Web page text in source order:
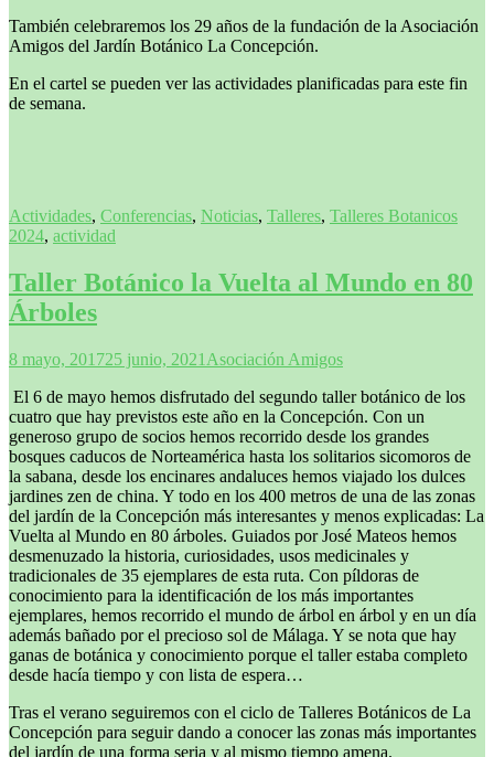
También celebraremos los 29 años de la fundación de la Asociación
Amigos del Jardín Botánico La Concepción.
En el cartel se pueden ver las actividades planificadas para este fin
de semana.
Actividades, Conferencias, Noticias, Talleres, Talleres Botanicos
2024, actividad
Taller Botánico la Vuelta al Mundo en 80
Árboles
8 mayo, 201725 junio, 2021 Asociación Amigos
El 6 de mayo hemos disfrutado del segundo taller botánico de los
cuatro que hay previstos este año en la Concepción. Con un
generoso grupo de socios hemos recorrido desde los grandes
bosques caducos de Norteamérica hasta los solitarios sicomoros de
la sabana, desde los encinares andaluces hemos viajado los dulces
jardines zen de china. Y todo en los 400 metros de una de las zonas
del jardín de la Concepción más interesantes y menos explicadas: La
Vuelta al Mundo en 80 árboles. Guiados por José Mateos hemos
desmenuzado la historia, curiosidades, usos medicinales y
tradicionales de 35 ejemplares de esta ruta. Con píldoras de
conocimiento para la identificación de los más importantes
ejemplares, hemos recorrido el mundo de árbol en árbol y en un día
además bañado por el precioso sol de Málaga. Y se nota que hay
ganas de botánica y conocimiento porque el taller estaba completo
desde hacía tiempo y con lista de espera…
Tras el verano seguiremos con el ciclo de Talleres Botánicos de La
Concepción para seguir dando a conocer las zonas más importantes
del jardín de una forma seria y al mismo tiempo amena.